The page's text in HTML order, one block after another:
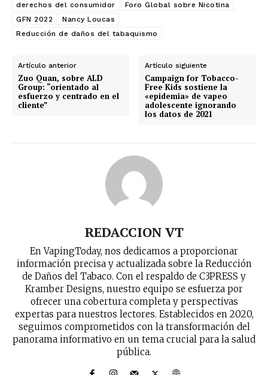
No te pierdas de las
últimas noticias
reducción de daños en tu correo
Subscribe to our daily clipping and
receive all the news of vaping and
SUBSCRIBIRSE
derechos del consumidor
Foro Global sobre Nicotina
GFN 2022
Nancy Loucas
Reducción de daños del tabaquismo
Artículo anterior
Zuo Quan, sobre ALD
Group: “orientado al
esfuerzo y centrado en el
cliente”
Artículo siguiente
Campaign for Tobacco-
Free Kids sostiene la
«epidemia» de vapeo
adolescente ignorando
los datos de 2021
REDACCION VT
En VapingToday, nos dedicamos a proporcionar
información precisa y actualizada sobre la Reducción
de Daños del Tabaco. Con el respaldo de C3PRESS y
Kramber Designs, nuestro equipo se esfuerza por
ofrecer una cobertura completa y perspectivas
expertas para nuestros lectores. Establecidos en 2020,
seguimos comprometidos con la transformación del
panorama informativo en un tema crucial para la salud
pública.